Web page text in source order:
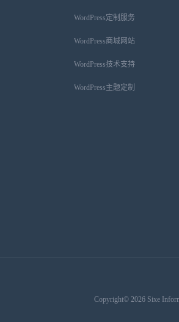
WordPress定制服务
WordPress商城网站
WordPress技术支持
WordPress主题定制
Copyright© 2026 Sixe